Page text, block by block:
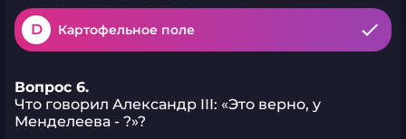
D Картофельное поле
Вопрос 6.
Что говорил Александр III: «Это верно, у
Менделеева - ?»?